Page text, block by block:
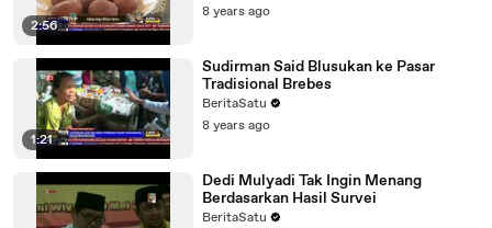
2:56
8 years ago
1:21
Sudirman Said Blusukan ke Pasar
Tradisional Brebes
BeritaSatu
8 years ago
Dedi Mulyadi Tak Ingin Menang
Berdasarkan Hasil Survei
BeritaSatu